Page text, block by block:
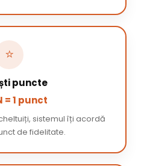
⭐
puncte
= 1 punct
sistemul îți acordă
de fidelitate.